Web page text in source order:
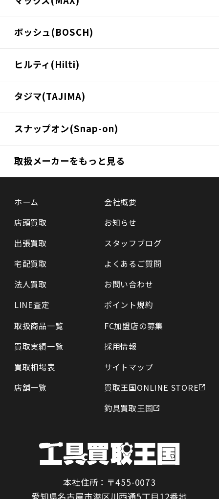
ボッシュ(BOSCH)
ヒルティ(Hilti)
タジマ(TAJIMA)
スナップオン(Snap-on)
取扱メーカーをもっと見る
ホーム
店頭買取
出張買取
宅配買取
法人買取
LINE査定
取扱商品一覧
買取実績一覧
買取相場表
店舗一覧
会社概要
お知らせ
スタッフブログ
よくあるご質問
お問い合わせ
ポイント規約
FC加盟店の募集
採用情報
サイトマップ
買取王国ONLINE STORE
釣具買取王国
本社住所：〒455-0073
愛知県名古屋市港区川西通5丁目12番地